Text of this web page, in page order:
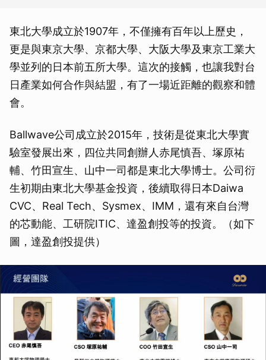
東北大學成立於1907年，不僅擁有百年以上歷史，
更是與東京大學、京都大學、大阪大學及東京工業大
學並列的日本前五所大學。這次的接觸，也讓我對台
日產業如何合作與結盟，有了一場近距離的觀察和體
會。
Ballwave公司成立於2015年，技術是從東北大學實
驗室發展出來，四位共同創辦人赤尾慎吾、塚原祐
輔、竹田宣生、山中一司都是東北大學博士。公司衍
生初期由東北大學基金投資，後續取得日本Daiwa
CVC、Real Tech、Sysmex、IMM，還有來自台灣
的芯動能、工研院ITIC、達盈創投等的投資。（如下
圖，達盈創投提供）